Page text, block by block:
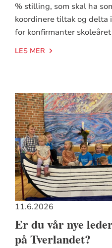
% stilling, som skal ha
koordinere tiltak og delta
for konfirmanter
LES MER
11.6.2026
Er du vår nye
på Tverlandet?